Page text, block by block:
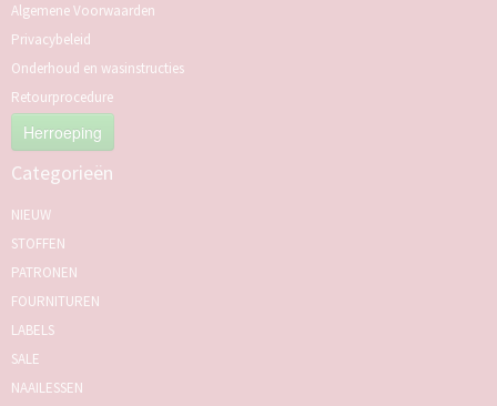
Algemene Voorwaarden
Privacybeleid
Onderhoud en wasinstructies
Retourprocedure
Herroeping
Categorieën
NIEUW
STOFFEN
PATRONEN
FOURNITUREN
LABELS
SALE
NAAILESSEN